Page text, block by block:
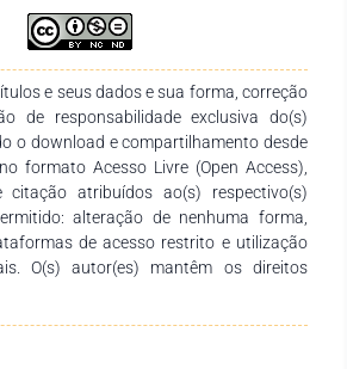
que intensifican desafíos de trazabilidad,
normativa. En conjunto, el
orientar agendas de investigación,
formativos en integridad con
y diseñar políticas institucionales
normativos con condiciones
incentivos, promoviendo prácticas de
y socialmente responsables.
e seus dados e sua forma, correção
de responsabilidade exclusiva do(s)
o download e compartilhamento desde
formato Acesso Livre (Open Access),
atribuídos ao(s) respectivo(s)
alteração de nenhuma forma,
de acesso restrito e utilização
O(s) autor(es) mantêm os direitos